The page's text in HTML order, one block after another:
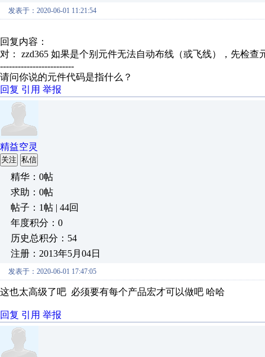
发表于：2020-06-01 11:21:54
回复内容：
对： zzd365 如果是个别元件无法自动布线（或飞线），先检查
-------------------------
请问你说的元件代码是指什么？
回复 引用 举报
精益空灵
关注 私信
精华：0帖
求助：0帖
帖子：1帖 | 44回
年度积分：0
历史总积分：54
注册：2013年5月04日
发表于：2020-06-01 17:47:05
这也太高级了吧 必须要有每个产品宏才可以做吧 哈哈
回复 引用 举报